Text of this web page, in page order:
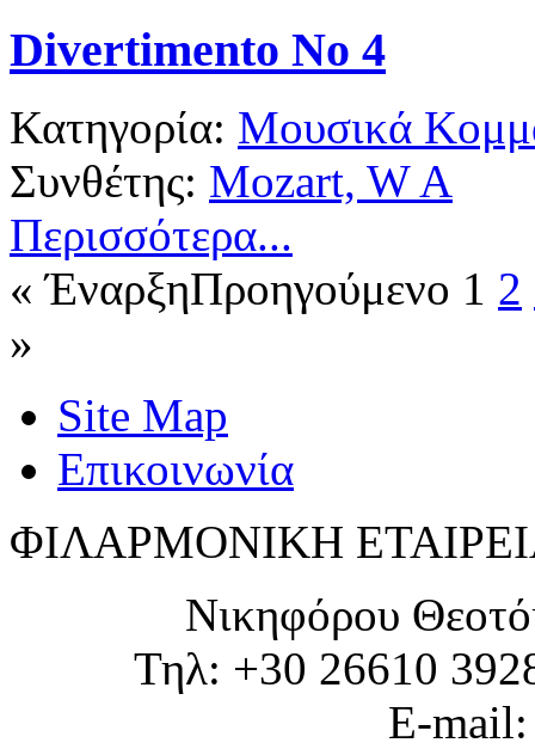
Divertimento No 4
Κατηγορία: Μουσικά
Συνθέτης: Mozart, W A
Περισσότερα...
«ΈναρξηΠροηγούμενο 1 2
»
Site Map
Επικοινωνία
ΦΙΛΑΡΜΟΝΙΚΗ
Νικηφόρου
Τηλ: +30 26610
E-